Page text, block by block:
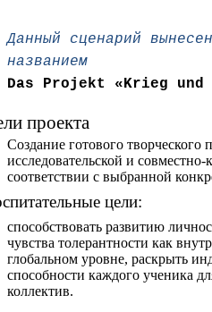
Данный сценарий
названием
Das Projekt «Krieg und
проекта
Создание готового творческого
исследовательской и
соответствии с выбранной
цели:
способствовать развитию
чувства толерантности как
глобальном уровне, раскрыть
способности каждого ученика
коллектив.